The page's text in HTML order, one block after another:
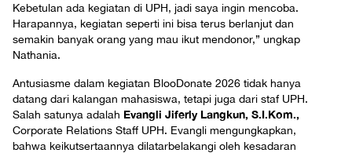
Kebetulan ada kegiatan di UPH, jadi saya ingin mencoba.
Harapannya, kegiatan seperti ini bisa terus berlanjut dan
semakin banyak orang yang mau ikut mendonor,” ungkap
Nathania.
Antusiasme dalam kegiatan BlooDonate 2026 tidak hanya
datang dari kalangan mahasiswa, tetapi juga dari staf UPH.
Salah satunya adalah Evangli Jiferly Langkun, S.I.Kom.,
Corporate Relations Staff UPH. Evangli mengungkapkan,
bahwa keikutsertaannya dilatarbelakangi oleh kesadaran